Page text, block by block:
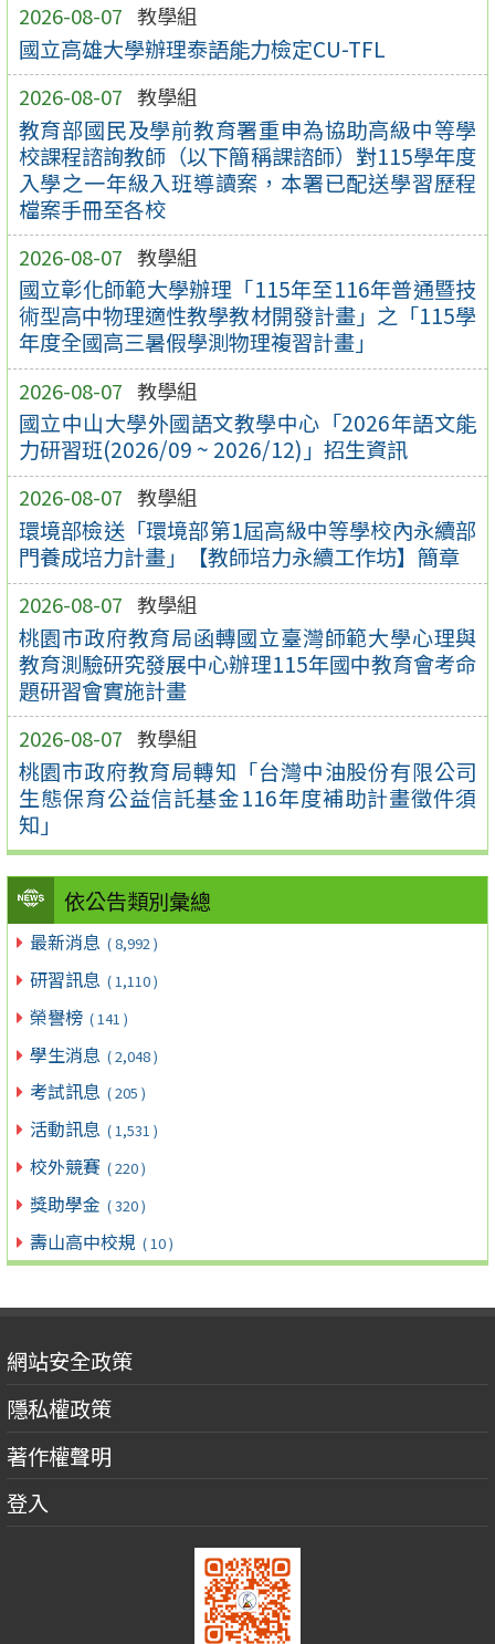
2026-08-07 教學組
國立高雄大學辦理泰語能力檢定CU-TFL
2026-08-07 教學組
教育部國民及學前教育署重申為協助高級中等學
校課程諮詢教師（以下簡稱課諮師）對115學年度
入學之一年級入班導讀案，本署已配送學習歷程
檔案手冊至各校
2026-08-07 教學組
國立彰化師範大學辦理「115年至116年普通暨技
術型高中物理適性教學教材開發計畫」之「115學
年度全國高三暑假學測物理複習計畫」
2026-08-07 教學組
國立中山大學外國語文教學中心「2026年語文能
力研習班(2026/09 ~ 2026/12)」招生資訊
2026-08-07 教學組
環境部檢送「環境部第1屆高級中等學校內永續部
門養成培力計畫」【教師培力永續工作坊】簡章
2026-08-07 教學組
桃園市政府教育局函轉國立臺灣師範大學心理與
教育測驗研究發展中心辦理115年國中教育會考命
題研習會實施計畫
2026-08-07 教學組
桃園市政府教育局轉知「台灣中油股份有限公司
生態保育公益信託基金116年度補助計畫徵件須
知」
依公告類別彙總
最新消息 ( 8,992 )
研習訊息 ( 1,110 )
榮譽榜 ( 141 )
學生消息 ( 2,048 )
考試訊息 ( 205 )
活動訊息 ( 1,531 )
校外競賽 ( 220 )
獎助學金 ( 320 )
壽山高中校規 ( 10 )
網站安全政策
隱私權政策
著作權聲明
登入